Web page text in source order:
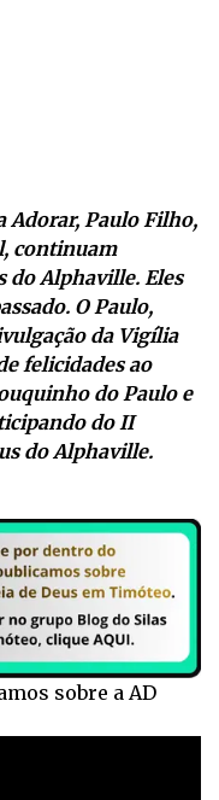
Adorar, Paulo Filho,
continuam
do Alphaville. Eles
O Paulo,
da Vigília
felicidades ao
do Paulo e
do II
do Alphaville.
sobre a AD